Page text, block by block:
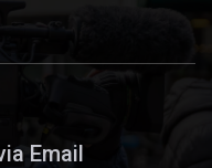
Email